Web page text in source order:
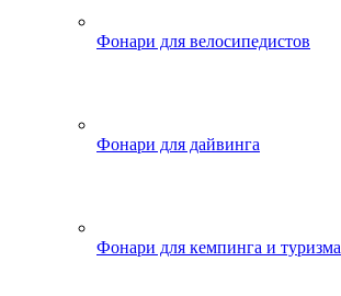
Фонари для велосипедистов
Фонари для дайвинга
Фонари для кемпинга и туризма